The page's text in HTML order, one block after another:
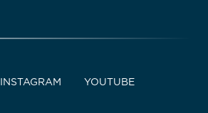
INSTAGRAM YOUTUBE